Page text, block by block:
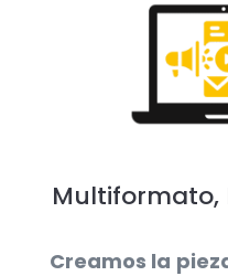
Creamos la